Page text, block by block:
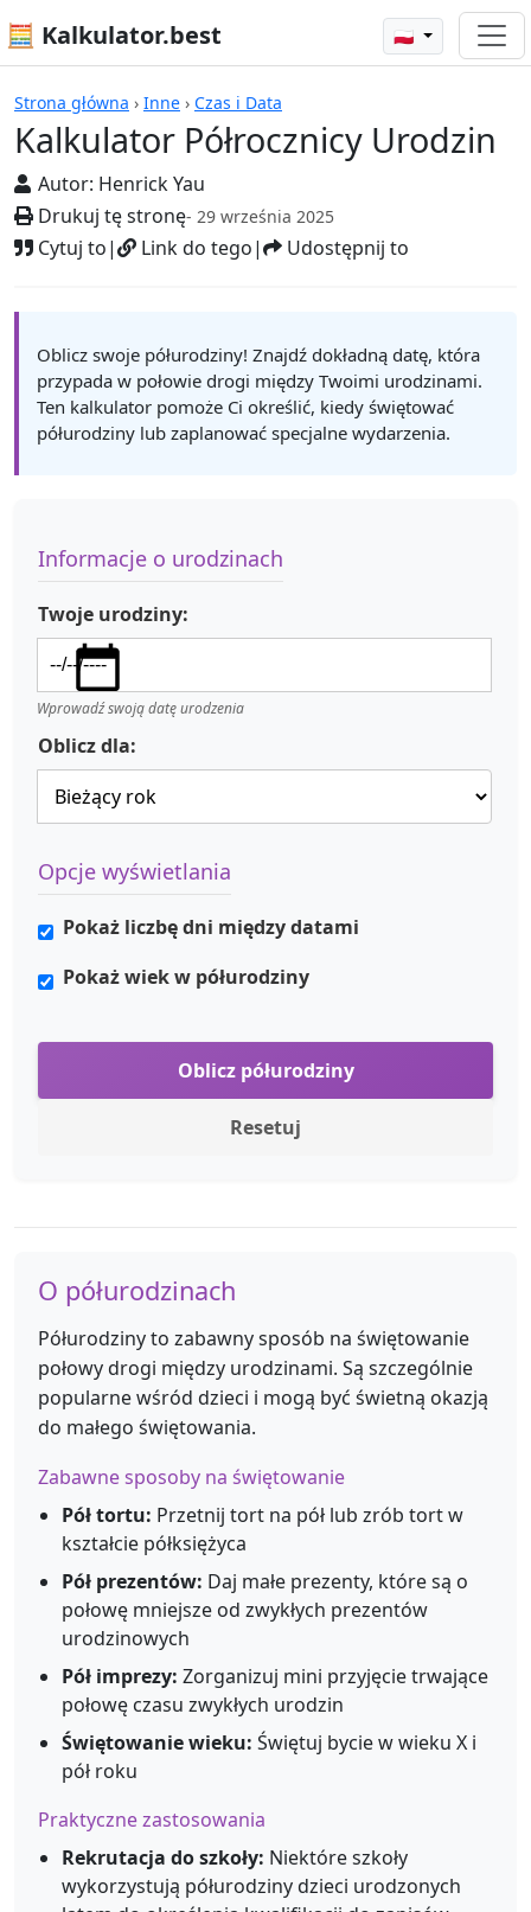
🧮 Kalkulator.best 🇵🇱
Strona główna › Inne › Czas i Data
Kalkulator Półrocznicy Urodzin
Autor: Henrick Yau
Drukuj tę stronę- 29 września 2025
Cytuj to| Link do tego| Udostępnij to
Kalkulatory
Oblicz swoje półurodziny! Znajdź dokładną datę, która
przypada w połowie drogi między Twoimi urodzinami.
Ten kalkulator pomoże Ci określić, kiedy świętować
półurodziny lub zaplanować specjalne wydarzenia.
Informacje o urodzinach
Twoje urodziny:
Wprowadź swoją datę urodzenia
Oblicz dla:
Opcje wyświetlania
Pokaż liczbę dni między datami
Pokaż wiek w półurodziny
Oblicz półurodziny
Resetuj
O półurodzinach
Półurodziny to zabawny sposób na świętowanie
połowy drogi między urodzinami. Są szczególnie
popularne wśród dzieci i mogą być świetną okazją
do małego świętowania.
Zabawne sposoby na świętowanie
Pół tortu: Przetnij tort na pół lub zrób tort w
kształcie półksiężyca
Pół prezentów: Daj małe prezenty, które są o
połowę mniejsze od zwykłych prezentów
urodzinowych
Pół imprezy: Zorganizuj mini przyjęcie trwające
połowę czasu zwykłych urodzin
Świętowanie wieku: Świętuj bycie w wieku X i
pół roku
Praktyczne zastosowania
Rekrutacja do szkoły: Niektóre szkoły
wykorzystują półurodziny dzieci urodzonych